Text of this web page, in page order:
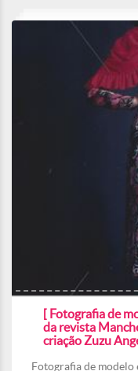
[ Fotografia de
da revista
criação Zuzu
Fotografia de modelo